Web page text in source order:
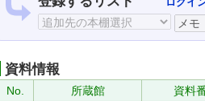
資料情報
No. 所蔵館 資料